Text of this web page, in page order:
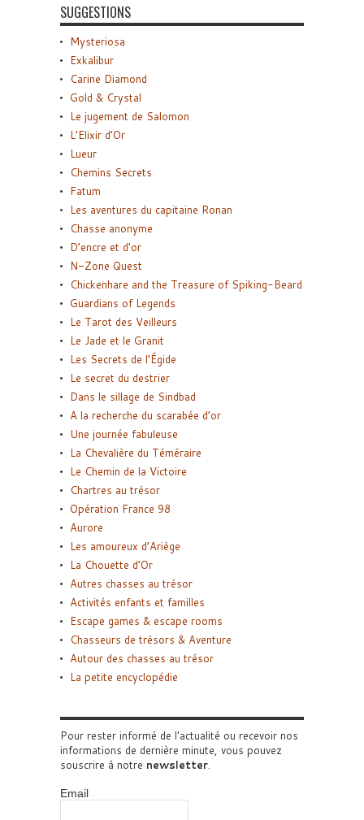
SUGGESTIONS
Mysteriosa
Exkalibur
Carine Diamond
Gold & Crystal
Le jugement de Salomon
L’Elixir d’Or
Lueur
Chemins Secrets
Fatum
Les aventures du capitaine Ronan
Chasse anonyme
D’encre et d’or
N-Zone Quest
Chickenhare and the Treasure of Spiking-Beard
Guardians of Legends
Le Tarot des Veilleurs
Le Jade et le Granit
Les Secrets de l’Égide
Le secret du destrier
Dans le sillage de Sindbad
A la recherche du scarabée d’or
Une journée fabuleuse
La Chevalière du Téméraire
Le Chemin de la Victoire
Chartres au trésor
Opération France 98
Aurore
Les amoureux d’Ariège
La Chouette d’Or
Autres chasses au trésor
Activités enfants et familles
Escape games & escape rooms
Chasseurs de trésors & Aventure
Autour des chasses au trésor
La petite encyclopédie
Pour rester informé de l'actualité ou recevoir nos
informations de dernière minute, vous pouvez
souscrire à notre newsletter.
Email